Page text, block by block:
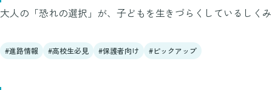
大人の「恐れの選択」が、子どもを生きづらくしているしくみ
進路情報 高校生必見 保護者向け ピックアップ